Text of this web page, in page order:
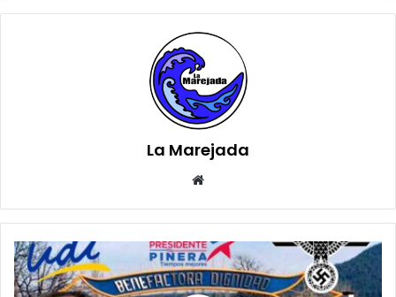
La Marejada
Declaración
Pública
de